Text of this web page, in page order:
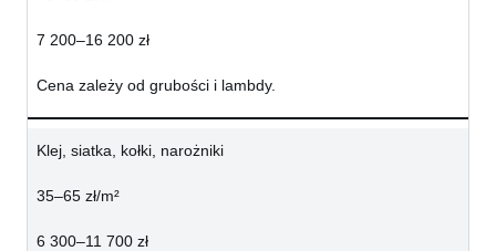
7 200–16 200 zł
Cena zależy od grubości i lambdy.
Klej, siatka, kołki, narożniki
35–65 zł/m²
6 300–11 700 zł